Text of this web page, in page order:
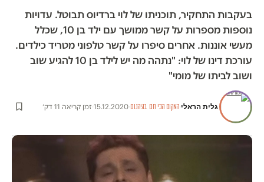
בעקבות התחקיר, תוכניתו של לוי ברדיוס תבוטל. עדויות
נוספות מספרות על קשר ממושך עם ילד בן 10, שכלל
מעשי אוננות. אחרים סיפרו על קשר טלפוני מטריד כילדים.
עורכת דינו של לוי: "נתהה מה יש לילד בן 10 להגיע שוב
ושוב לביתו של מומי"
גלית הראלי·המקום הכי חם בגיהנום·
15.12.2020
·זמן קריאה 11 דק׳